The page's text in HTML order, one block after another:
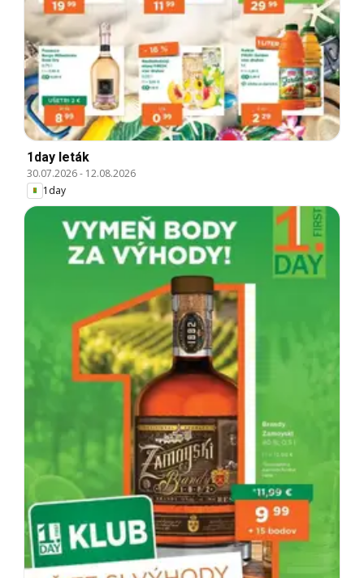
1day leták
30.07.2026- 12.08.2026
1day